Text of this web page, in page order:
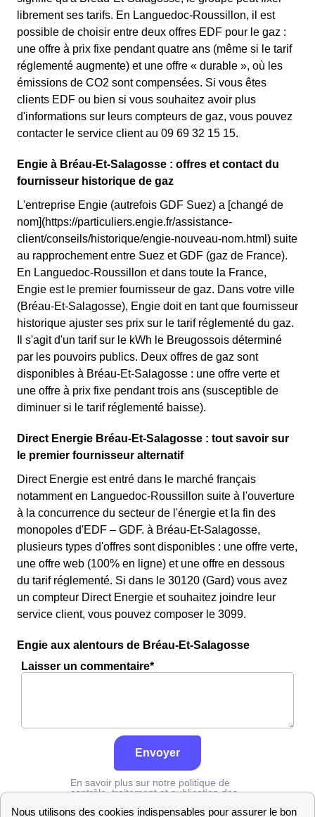
librement ses tarifs. En Languedoc-Roussillon, il est
possible de choisir entre deux offres EDF pour le gaz :
une offre à prix fixe pendant quatre ans (même si le tarif
réglementé augmente) et une offre « durable », où les
émissions de CO2 sont compensées. Si vous êtes
clients EDF ou bien si vous souhaitez avoir plus
d'informations sur leurs compteurs de gaz, vous pouvez
contacter le service client au 09 69 32 15 15.
Engie à Bréau-Et-Salagosse : offres et contact du
fournisseur historique de gaz
L'entreprise Engie (autrefois GDF Suez) a [changé de
nom](https://particuliers.engie.fr/assistance-
client/conseils/historique/engie-nouveau-nom.html) suite
au rapprochement entre Suez et GDF (gaz de France).
En Languedoc-Roussillon et dans toute la France,
Engie est le premier fournisseur de gaz. Dans votre ville
(Bréau-Et-Salagosse), Engie doit en tant que fournisseur
historique ajuster ses prix sur le tarif réglementé du gaz.
Il s'agit d'un tarif sur le kWh le Breugossois déterminé
par les pouvoirs publics. Deux offres de gaz sont
disponibles à Bréau-Et-Salagosse : une offre verte et
une offre à prix fixe pendant trois ans (susceptible de
diminuer si le tarif réglementé baisse).
Direct Energie Bréau-Et-Salagosse : tout savoir sur
le premier fournisseur alternatif
Direct Energie est entré dans le marché français
notamment en Languedoc-Roussillon suite à l'ouverture
à la concurrence du secteur de l'énergie et la fin des
monopoles d'EDF – GDF. à Bréau-Et-Salagosse,
plusieurs types d'offres sont disponibles : une offre verte,
une offre web (100% en ligne) et une offre en dessous
du tarif réglementé. Si dans le 30120 (Gard) vous avez
un compteur Direct Energie et souhaitez joindre leur
service client, vous pouvez composer le 3099.
Engie aux alentours de Bréau-Et-Salagosse
Laisser un commentaire*
Envoyer
En savoir plus sur notre politique de
contrôle, traitement et publication des